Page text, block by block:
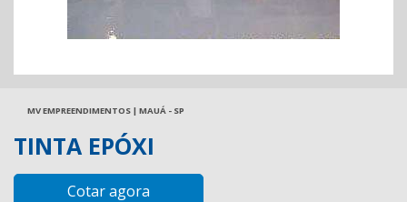
MV EMPREENDIMENTOS | MAUÁ - SP
TINTA EPÓXI
Cotar agora